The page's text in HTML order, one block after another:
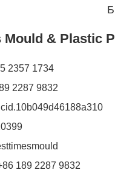
Mould & Plastic
2357 1734
2287 9832
189 2287 9832